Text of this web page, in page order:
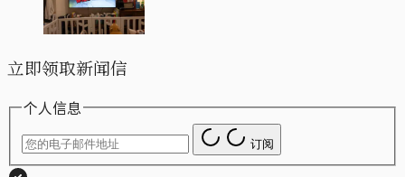
立即领取新闻信
个人信息
订阅